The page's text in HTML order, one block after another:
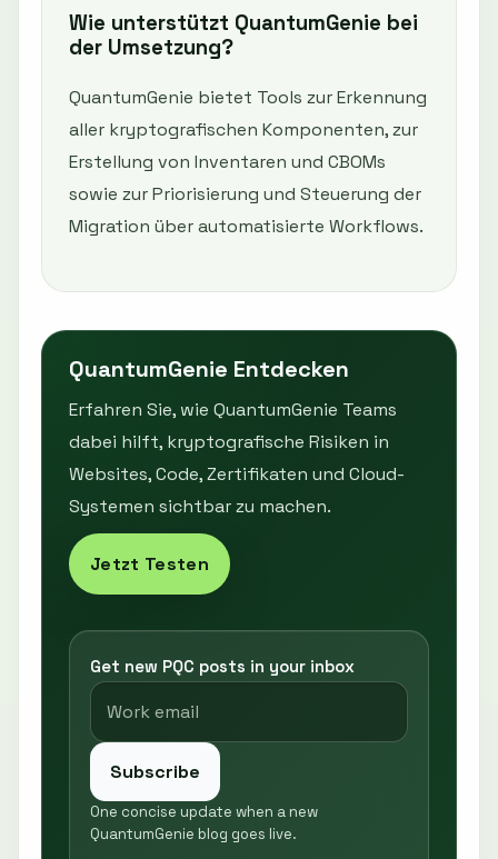
Wie unterstützt QuantumGenie bei
der Umsetzung?
QuantumGenie bietet Tools zur Erkennung
aller kryptografischen Komponenten, zur
Erstellung von Inventaren und CBOMs
sowie zur Priorisierung und Steuerung der
Migration über automatisierte Workflows.
QuantumGenie Entdecken
Erfahren Sie, wie QuantumGenie Teams
dabei hilft, kryptografische Risiken in
Websites, Code, Zertifikaten und Cloud-
Systemen sichtbar zu machen.
Jetzt Testen
Get new PQC posts in your inbox
Subscribe
One concise update when a new
QuantumGenie blog goes live.